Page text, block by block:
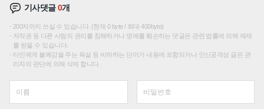
기사댓글0개
200자까지 쓰실 수 있습니다. (현재 0 byte / 최대 400byte)
저작권 등 다른 사람의 권리를 침해하거나 명예를 훼손하는 댓글은 관련 법률에 의해 제재
를 받을 수 있습니다.
타인에게 불쾌감을 주는 욕설 등 비하하는 단어가 내용에 포함되거나 인신공격성 글은 관
리자의 판단에 의해 삭제 합니다.